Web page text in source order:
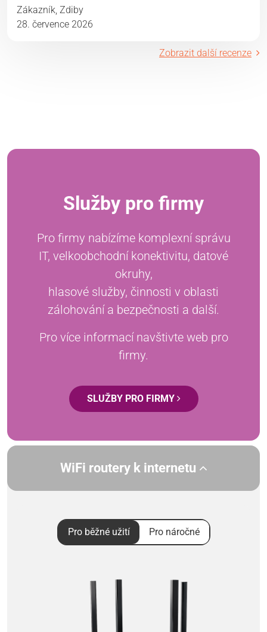
Zákazník, Zdiby
28. července 2026
Zobrazit další recenze
Služby pro firmy
Pro firmy nabízíme komplexní správu
IT, velkoobchodní konektivitu, datové
okruhy,
hlasové služby, činnosti v oblasti
zálohování a bezpečnosti a další.
Pro více informací navštivte web pro
firmy.
SLUŽBY PRO FIRMY
WiFi routery k internetu
Pro běžné užití Pro náročné